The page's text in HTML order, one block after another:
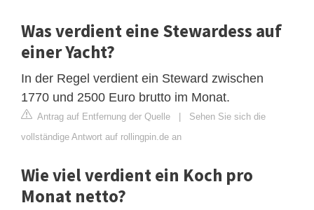
Was verdient eine Stewardess auf
einer Yacht?
In der Regel verdient ein Steward zwischen
1770 und 2500 Euro brutto im Monat.
Antrag auf Entfernung der Quelle | Sehen Sie sich die
vollständige Antwort auf rollingpin.de an
Wie viel verdient ein Koch pro
Monat netto?